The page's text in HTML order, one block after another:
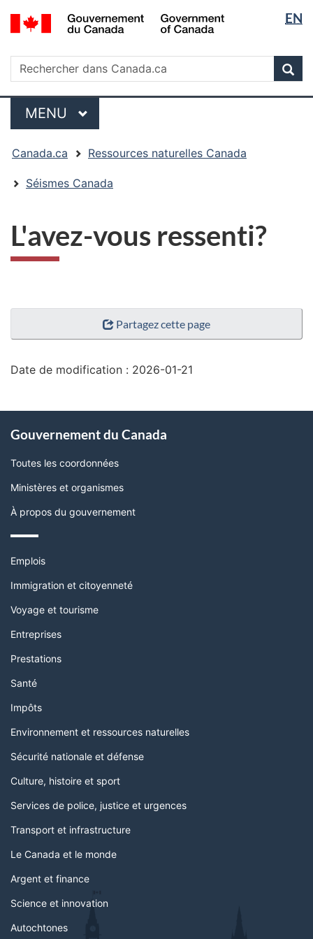
Passer
au
principal
Passer
à
sujet
du
gouvernement »
Passer
à
version
HTML
simplifiée
la
langue
EN
Rechercher
Rechercher
dans
Canada.ca
Menu
MENU PRINCIPAL
êtes
ici
Canada.ca Ressources naturelles Canada
Séismes Canada
L'avez-vous ressenti?
"Détails
page"
Partagez cette page
Date de modification : 2026-01-21
propos
de
ce
Gouvernement du Canada
Toutes les coordonnées
Ministères et organismes
À propos du gouvernement
Thèmes
sujets
Emplois
Immigration et citoyenneté
Voyage et tourisme
Entreprises
Prestations
Santé
Impôts
Environnement et ressources naturelles
Sécurité nationale et défense
Culture, histoire et sport
Services de police, justice et urgences
Transport et infrastructure
Le Canada et le monde
Argent et finance
Science et innovation
Autochtones